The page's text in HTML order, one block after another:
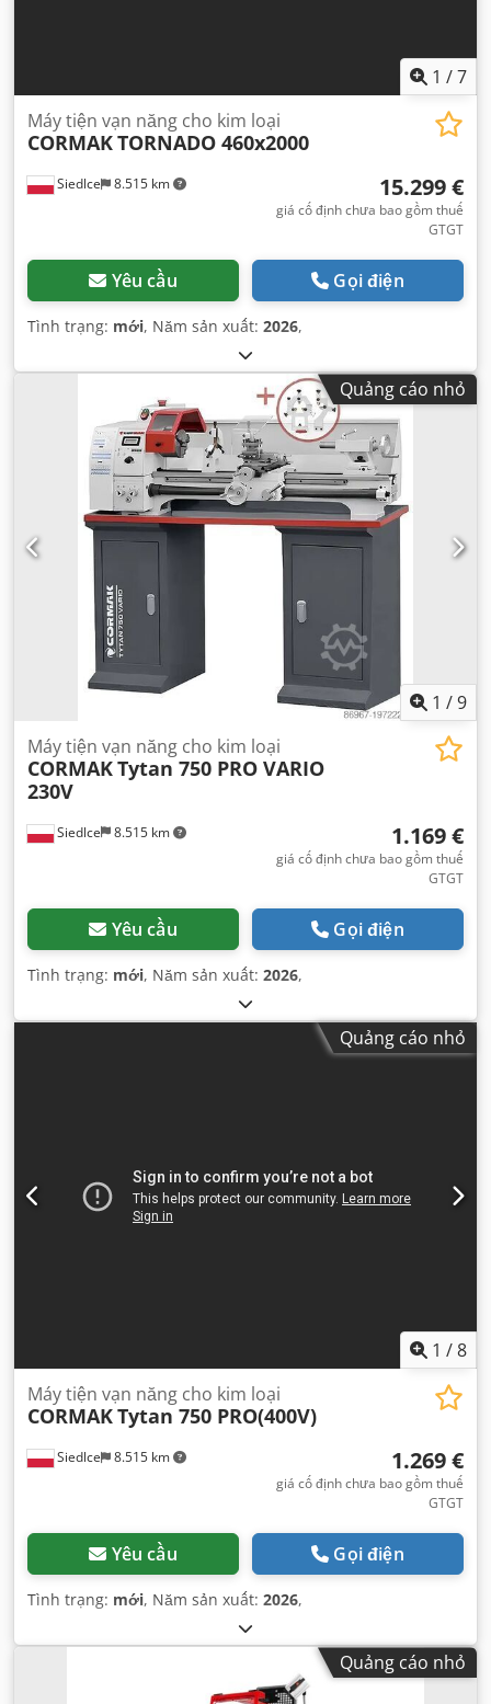
1 /7
Siedlce 8.515 km
Máy tiện vạn năng cho kim loại
CORMAKTORNADO 460x2000
15.299 €
giá cố định chưa bao gồm thuế
GTGT
Yêu cầu Gọi điện
Tình trạng: mới, Năm sản xuất: 2026,
Quảng cáo nhỏ
1 /9
Siedlce 8.515 km
Máy tiện vạn năng cho kim loại
CORMAKTytan 750 PRO VARIO
230V
1.169 €
giá cố định chưa bao gồm thuế
GTGT
Yêu cầu Gọi điện
Tình trạng: mới, Năm sản xuất: 2026,
Quảng cáo nhỏ
1 /8
Siedlce 8.515 km
Máy tiện vạn năng cho kim loại
CORMAKTytan 750 PRO(400V)
1.269 €
giá cố định chưa bao gồm thuế
GTGT
Yêu cầu Gọi điện
Tình trạng: mới, Năm sản xuất: 2026,
Quảng cáo nhỏ